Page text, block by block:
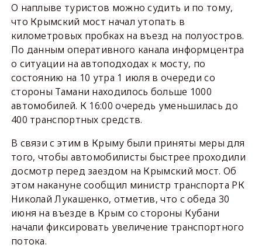
О наплыве туристов можно судить и по тому,
что Крымский мост начал утопать в
километровых пробках на въезд на полуостров.
По данным оперативного канала информцентра
о ситуации на автоподходах к мосту, по
состоянию на 10 утра 1 июля в очереди со
стороны Тамани находилось больше 1000
автомобилей. К 16:00 очередь уменьшилась до
400 транспортных средств.
В связи с этим в Крыму были приняты меры для
того, чтобы автомобилисты быстрее проходили
досмотр перед заездом на Крымский мост. Об
этом накануне сообщил министр транспорта РК
Николай Лукашенко, отметив, что с обеда 30
июня на въезде в Крым со стороны Кубани
начали фиксировать увеличение транспортного
потока.